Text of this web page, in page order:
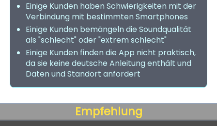
Einige Kunden haben Schwierigkeiten mit der
Verbindung mit bestimmten Smartphones
Einige Kunden bemängeln die Soundqualität
als "schlecht" oder "extrem schlecht"
Einige Kunden finden die App nicht praktisch,
da sie keine deutsche Anleitung enthält und
Daten und Standort anfordert
Empfehlung